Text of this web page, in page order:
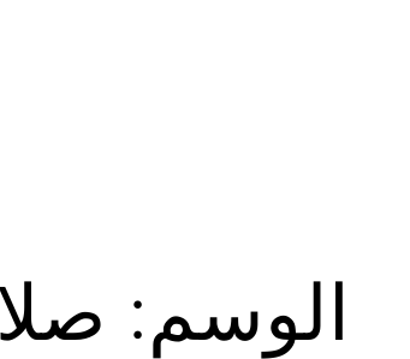
الوسم: